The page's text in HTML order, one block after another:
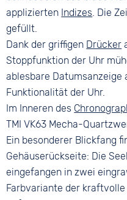
applizierten Indizes. Die
gefüllt.
Dank der griffigen Drücker
Stoppfunktion der Uhr
ablesbare
Funktionalität der Uhr.
Im Inneren des
TMI VK63 Mecha-
Ein besonderer Blickfang
Gehäuserückseite: Die
eingefangen in zwei
Farbvariante der